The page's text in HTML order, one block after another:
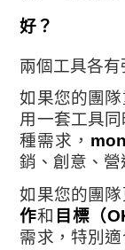
好？
兩個工具各有
如果您的團
用一套工具
種需求，
銷、創意、營
如果您的團
作和 目標（
需求，特別